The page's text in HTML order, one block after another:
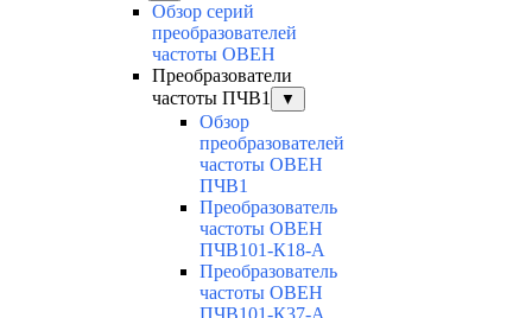
Обзор серий
преобразователей
частоты ОВЕН
Преобразователи
частоты ПЧВ1
▼
Обзор
преобразователей
частоты ОВЕН
ПЧВ1
Преобразователь
частоты ОВЕН
ПЧВ101-К18-А
Преобразователь
частоты ОВЕН